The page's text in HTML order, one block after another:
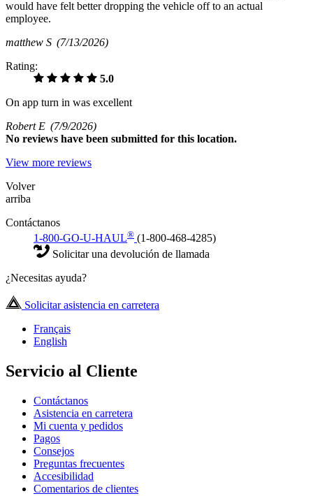
would have felt better dropping the vehicle off to an actual
employee.
matthew S (7/13/2026)
Rating:
5.0
On app turn in was excellent
Robert E (7/9/2026)
No reviews have been submitted for this location.
View more reviews
Volver
arriba
Contáctanos
1-800-GO-U-HAUL® (1-800-468-4285)
Solicitar una devolución de llamada
¿Necesitas ayuda?
Solicitar asistencia en carretera
Français
English
Servicio al Cliente
Contáctanos
Asistencia en carretera
Mi cuenta y pedidos
Pagos
Consejos
Preguntas frecuentes
Accesibilidad
Comentarios de clientes